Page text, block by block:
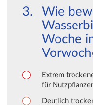
Wie
Woche
Extrem
für
Deutlich